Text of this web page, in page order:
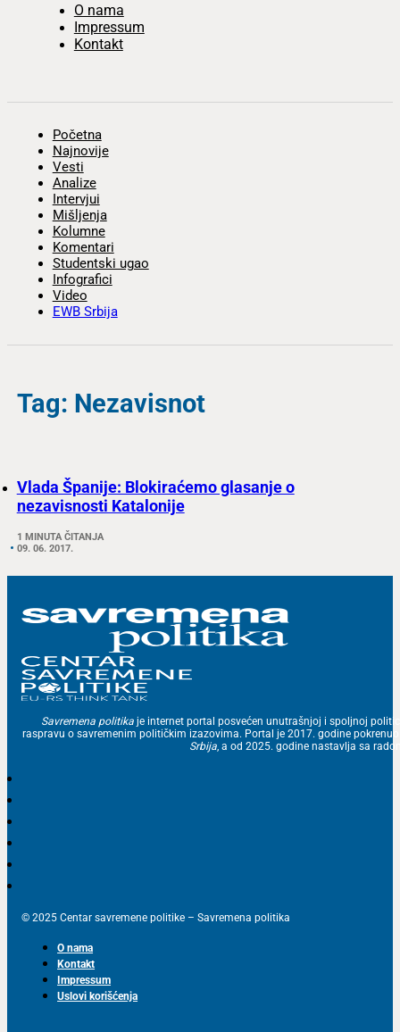
O nama
Impressum
Kontakt
Početna
Najnovije
Vesti
Analize
Intervjui
Mišljenja
Kolumne
Komentari
Studentski ugao
Infografici
Video
EWB Srbija
Tag: Nezavisnot
Vlada Španije: Blokiraćemo glasanje o
nezavisnosti Katalonije
1 MINUTA ČITANJA
09. 06. 2017.
Savremena politika je internet portal posvećen unutrašnjoj i spoljnoj
raspravu o savremenim političkim izazovima. Portal je 2017. godine
Srbija, a od 2025. godine nastavlja sa
© 2025 Centar savremene politike – Savremena politika
O nama
Kontakt
Impressum
Uslovi korišćenja